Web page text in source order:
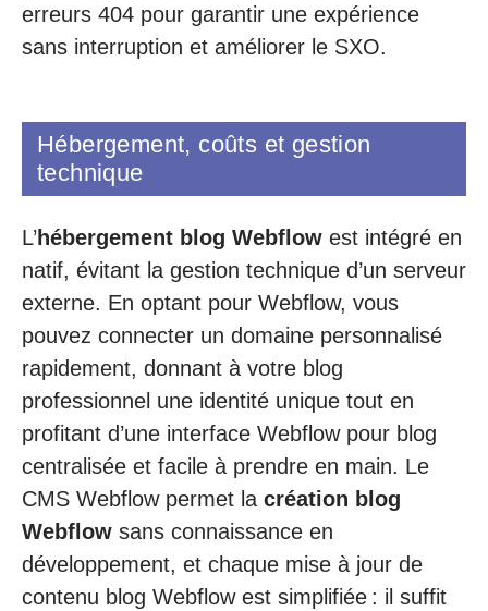
erreurs 404 pour garantir une expérience
sans interruption et améliorer le SXO.
Hébergement, coûts et gestion
technique
L’hébergement blog Webflow est intégré en
natif, évitant la gestion technique d’un serveur
externe. En optant pour Webflow, vous
pouvez connecter un domaine personnalisé
rapidement, donnant à votre blog
professionnel une identité unique tout en
profitant d’une interface Webflow pour blog
centralisée et facile à prendre en main. Le
CMS Webflow permet la création blog
Webflow sans connaissance en
développement, et chaque mise à jour de
contenu blog Webflow est simplifiée : il suffit